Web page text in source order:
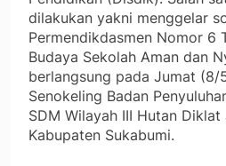
dilakukan yakni menggelar
Permendikdasmen Nomor 6
Budaya Sekolah Aman dan
berlangsung pada Jumat
Senokeling Badan
SDM Wilayah III Hutan Diklat
Kabupaten Sukabumi.